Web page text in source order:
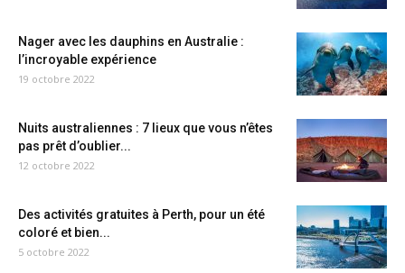
Nager avec les dauphins en Australie :
l’incroyable expérience
19 octobre 2022
Nuits australiennes : 7 lieux que vous n’êtes
pas prêt d’oublier...
12 octobre 2022
Des activités gratuites à Perth, pour un été
coloré et bien...
5 octobre 2022